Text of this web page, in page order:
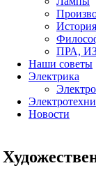
ПРА,
Наши советы
Электрика
Новости